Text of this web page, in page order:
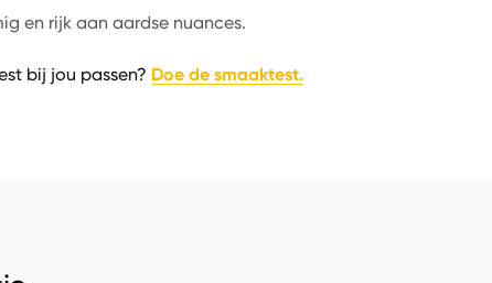
en rijk aan aardse nuances.
bij jou passen? Doe de smaaktest.